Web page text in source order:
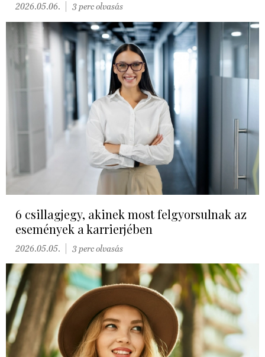
2026.05.06. 3 perc olvasás
6 csillagjegy, akinek most felgyorsulnak az
események a karrierjében
2026.05.05. 3 perc olvasás